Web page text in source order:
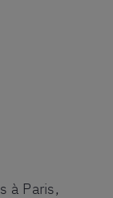
à Paris,